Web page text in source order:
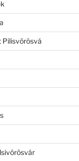
Pilisvörösvá